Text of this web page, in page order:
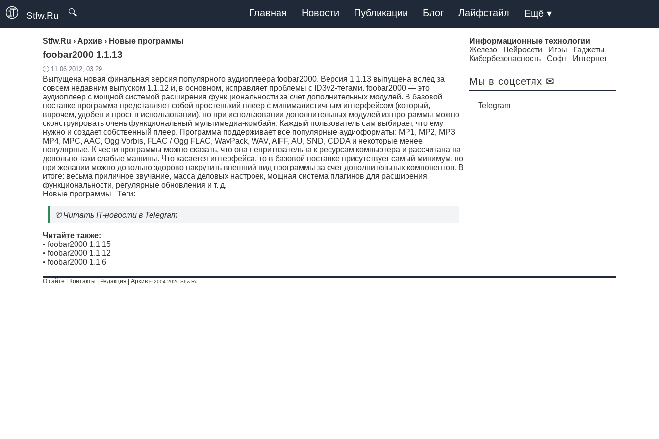
Stfw.Ru 🔍 Главная Новости Публикации Блог Лайфстайл Ещё ▾
Stfw.Ru › Архив › Новые программы
foobar2000 1.1.13
🕛 11.06.2012, 03:29
Выпущена новая финальная версия популярного аудиоплеера foobar2000. Версия 1.1.13 выпущена вслед за
совсем недавним выпуском 1.1.12 и, в основном, исправляет проблемы с ID3v2-тегами. foobar2000 — это
аудиоплеер с мощной системой расширения функциональности за счет дополнительных модулей. В базовой
поставке программа представляет собой простенький плеер с минималистичным интерфейсом (который,
впрочем, удобен и прост в использовании), но при использовании дополнительных модулей из программы можно
сконструировать очень функциональный мультимедиа-комбайн. Каждый пользователь сам выбирает, что ему
нужно и создает собственный плеер. Программа поддерживает все популярные аудиоформаты: MP1, MP2, MP3,
MP4, MPC, AAC, Ogg Vorbis, FLAC / Ogg FLAC, WavPack, WAV, AIFF, AU, SND, CDDA и некоторые менее
популярные. К чести программы можно сказать, что она непритязательна к ресурсам компьютера и рассчитана на
довольно таки слабые машины. Что касается интерфейса, то в базовой поставке присутствует самый минимум, но
при желании можно довольно здорово накрутить внешний вид программы за счет дополнительных компонентов. В
итоге: весьма приличное звучание, масса деловых настроек, мощная система плагинов для расширения
функциональности, регулярные обновления и т. д.
Новые программы Теги:
✆Читать IT-новости в Telegram
Читайте также:
• foobar2000 1.1.15
• foobar2000 1.1.12
• foobar2000 1.1.6
Информационные технологии
Железо
Нейросети Игры
Гаджеты
Кибербезопасность
Софт Интернет
Мы в соцсетях ✉
Telegram
О сайте Контакты Редакция Архив © 2004-2026 Stfw.Ru